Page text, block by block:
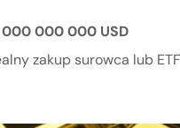
000 000 000 USD
zakup surowca lub